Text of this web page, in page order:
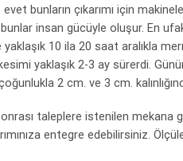
bunların çıkarımı için
insan gücüyle oluşur. En
10 ila 20 saat aralıkla
yaklaşık 2-3 ay sürerdi.
2 cm. ve 3 cm.
taleplere istenilen mekana
entegre edebilirsiniz.